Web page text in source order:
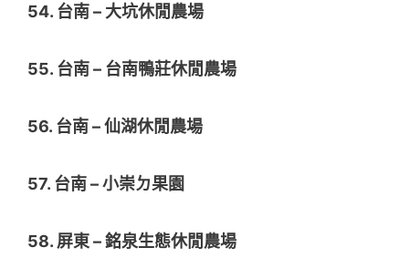
54. 台南 – 大坑休閒農場
55. 台南 – 台南鴨莊休閒農場
56. 台南 – 仙湖休閒農場
57. 台南 – 小崇ㄉ果園
58. 屏東 – 銘泉生態休閒農場